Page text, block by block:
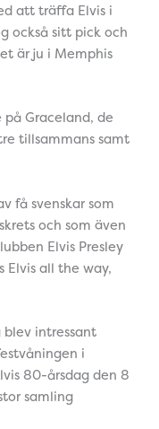
att träffa Elvis i
också sitt pick och
är ju i Memphis
på Graceland, de
tillsammans samt
få svenskar som
och som även
Elvis Presley
Elvis all the way,
intressant
i
80-årsdag den 8
samling